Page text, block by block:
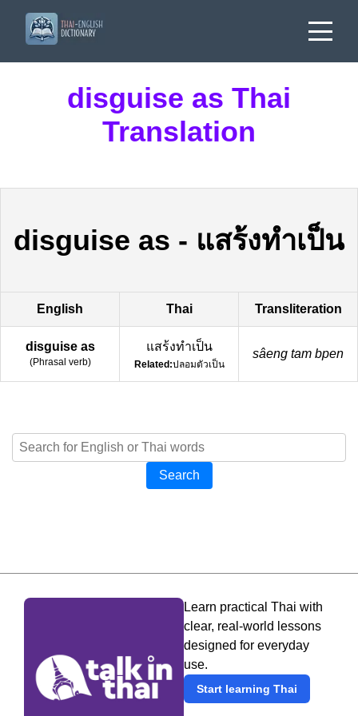
disguise as Thai
Translation
disguise as - แสร้งทำเป็น
English Thai Transliteration
disguise as
(Phrasal verb)
แสร้งทำเป็น
Related:ปลอมตัวเป็น
sâeng tam bpen
Search
Learn practical Thai with
clear, real-world lessons
designed for everyday
use.
Start learning Thai